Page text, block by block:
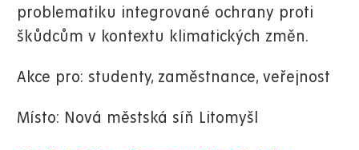
problematiku integrované ochrany proti
škůdcům v kontextu klimatických změn.
Akce pro: studenty, zaměstnance, veřejnost
Místo: Nová městská síň Litomyšl